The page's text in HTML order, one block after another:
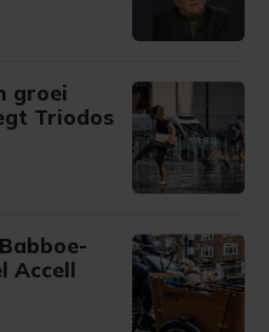
groei
Triodos
Accell